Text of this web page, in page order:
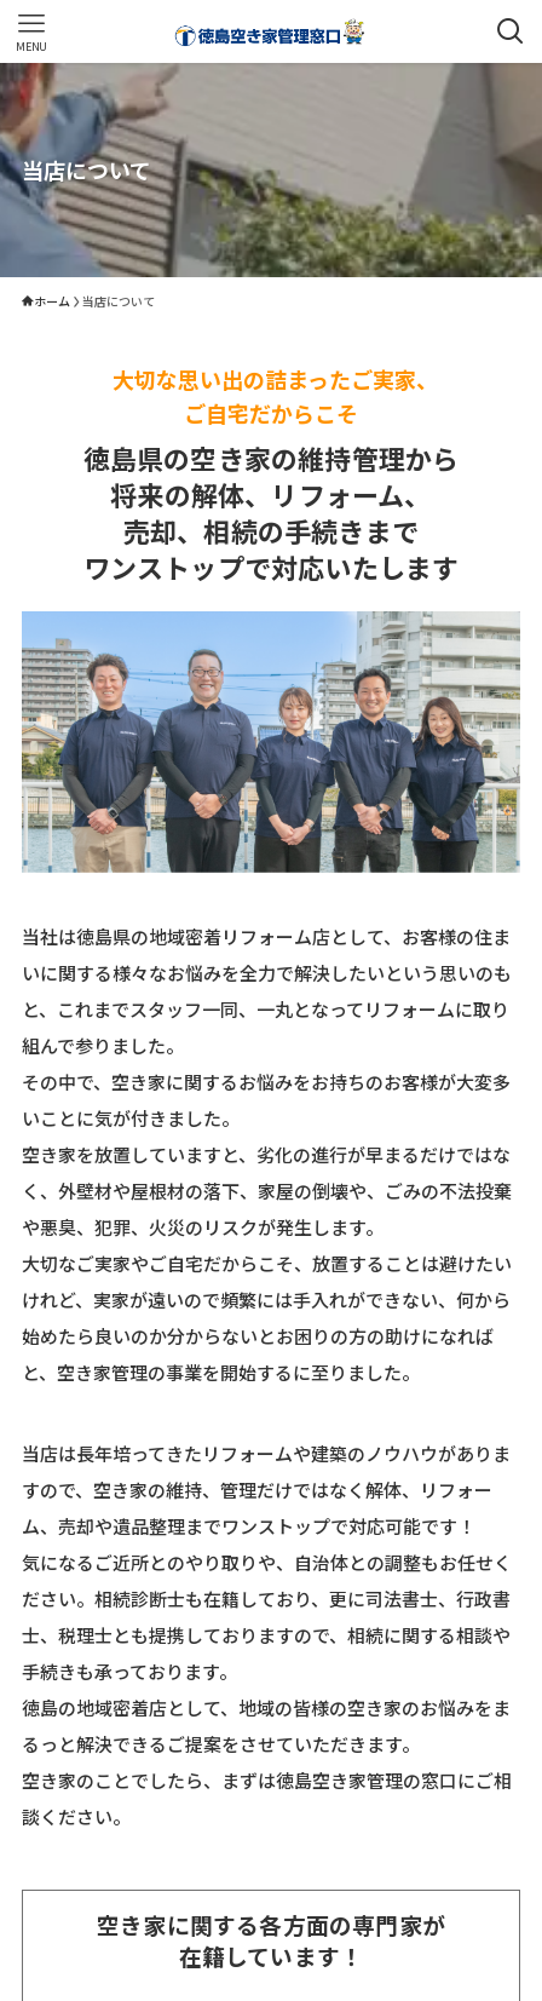
MENU
当店について
ホーム 当店について
大切な思い出の詰まったご実家、
ご自宅だからこそ
徳島県の空き家の維持管理から
将来の解体、リフォーム、
売却、相続の手続きまで
ワンストップで対応いたします
当社は徳島県の地域密着リフォーム店として、お客様の住ま
いに関する様々なお悩みを全力で解決したいという思いのも
と、これまでスタッフ一同、一丸となってリフォームに取り
組んで参りました。
その中で、空き家に関するお悩みをお持ちのお客様が大変多
いことに気が付きました。
空き家を放置していますと、劣化の進行が早まるだけではな
く、外壁材や屋根材の落下、家屋の倒壊や、ごみの不法投棄
や悪臭、犯罪、火災のリスクが発生します。
大切なご実家やご自宅だからこそ、放置することは避けたい
けれど、実家が遠いので頻繁には手入れができない、何から
始めたら良いのか分からないとお困りの方の助けになれば
と、空き家管理の事業を開始するに至りました。
当店は長年培ってきたリフォームや建築のノウハウがありま
すので、空き家の維持、管理だけではなく解体、リフォー
ム、売却や遺品整理までワンストップで対応可能です！
気になるご近所とのやり取りや、自治体との調整もお任せく
ださい。相続診断士も在籍しており、更に司法書士、行政書
士、税理士とも提携しておりますので、相続に関する相談や
手続きも承っております。
徳島の地域密着店として、地域の皆様の空き家のお悩みをま
るっと解決できるご提案をさせていただきます。
空き家のことでしたら、まずは徳島空き家管理の窓口にご相
談ください。
空き家に関する各方面の専門家が
在籍しています！